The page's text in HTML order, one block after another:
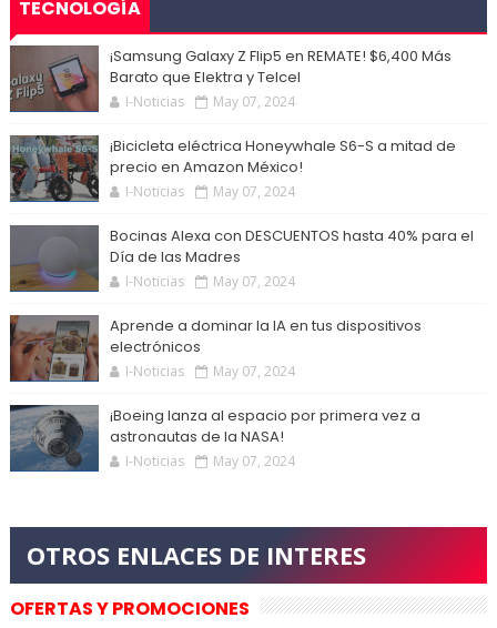
TECNOLOGÍA
¡Samsung Galaxy Z Flip5 en REMATE! $6,400 Más
Barato que Elektra y Telcel
I-Noticias May 07, 2024
¡Bicicleta eléctrica Honeywhale S6-S a mitad de
precio en Amazon México!
I-Noticias May 07, 2024
Bocinas Alexa con DESCUENTOS hasta 40% para el
Día de las Madres
I-Noticias May 07, 2024
Aprende a dominar la IA en tus dispositivos
electrónicos
I-Noticias May 07, 2024
¡Boeing lanza al espacio por primera vez a
astronautas de la NASA!
I-Noticias May 07, 2024
OFERTAS Y PROMOCIONES